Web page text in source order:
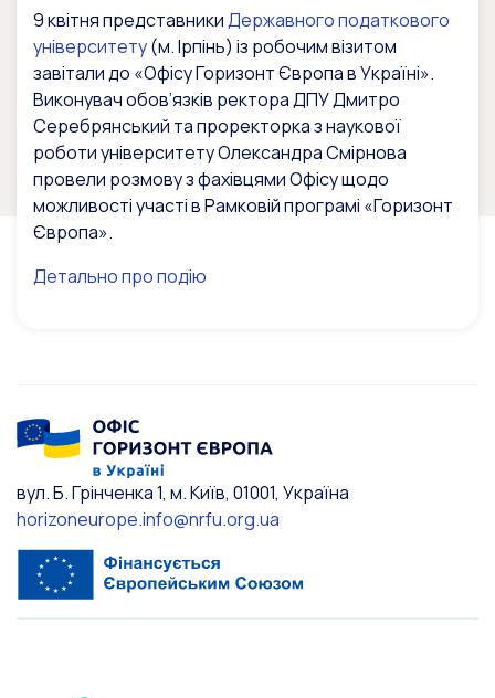
9 квітня представникиДержавного податкового
університету(м. Ірпінь) із робочим візитом
завітали до «Офісу Горизонт Європа в Україні».
Виконувач обов’язків ректора ДПУ Дмитро
Серебрянський та проректорка з наукової
роботи університету Олександра Смірнова
провели розмову з фахівцями Офісу щодо
можливості участі в Рамковій програмі «Горизонт
Європа».
Детально про подію
вул. Б. Грінченка 1, м. Київ, 01001, Україна
horizoneurope.info@nrfu.org.ua